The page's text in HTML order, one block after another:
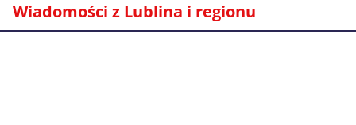
Wiadomości z Lublina i regionu